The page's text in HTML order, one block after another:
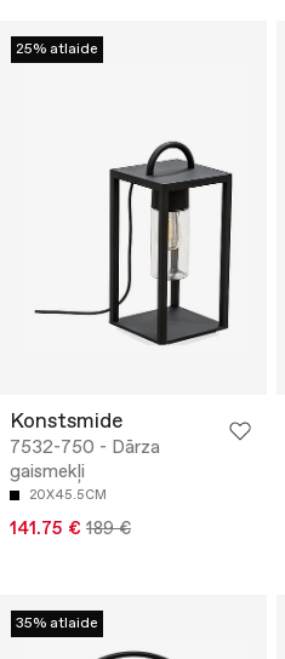
25% atlaide
Konstsmide
7532-750 - Dārza
gaismekļi
20X45.5CM
141.75 € 189 €
35% atlaide